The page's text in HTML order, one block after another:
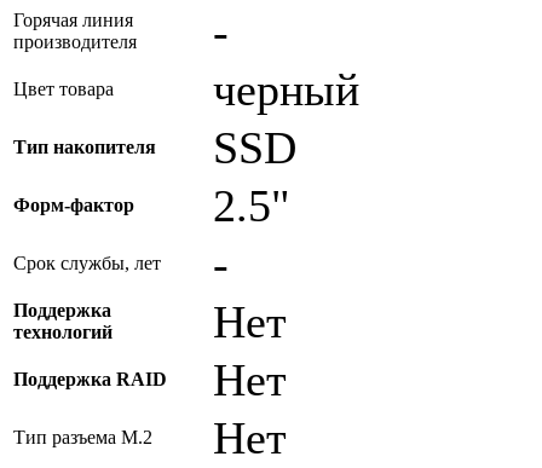
Горячая линия
производителя
-
Цвет товара черный
Тип накопителя SSD
Форм-фактор 2.5"
Срок службы, лет -
Поддержка
технологий
Нет
Поддержка RAID Нет
Тип разъема M.2 Нет